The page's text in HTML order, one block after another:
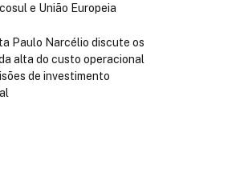
e União Europeia
Paulo Narcélio discute os
alta do custo operacional
de investimento